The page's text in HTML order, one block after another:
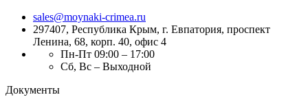
sales@moynaki-crimea.ru
297407, Республика Крым, г. Евпатория, проспект
Ленина, 68, корп. 40, офис 4
Пн-Пт 09:00 – 17:00
Сб, Вс – Выходной
Документы